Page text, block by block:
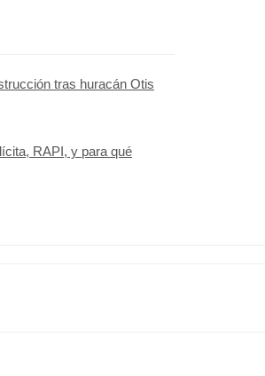
tras huracán Otis
RAPI, y para qué